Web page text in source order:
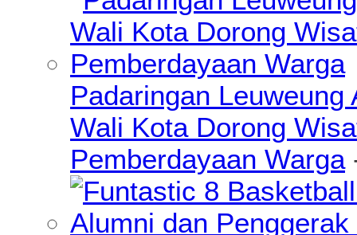
Padaringan
Wali Kota Dorong
Pemberdayaan Warga